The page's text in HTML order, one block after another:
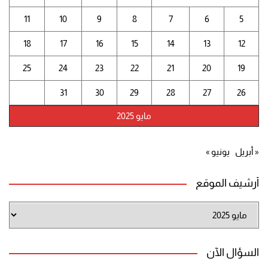
مايو 2025
5
6
7
8
9
10
11
12
13
14
15
16
17
18
19
20
21
22
23
24
25
26
27
28
29
30
31
« أبريل يونيو »
أرشيف الموقع
الموقع
السؤال الآن